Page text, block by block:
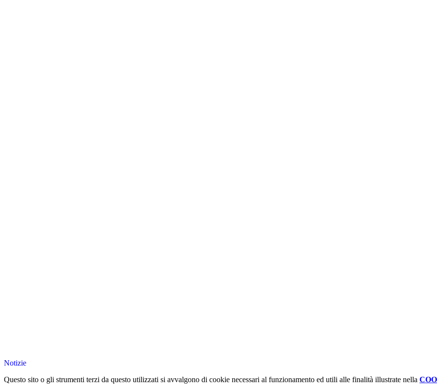
Notizie
Questo sito o gli strumenti terzi da questo utilizzati si avvalgono di cookie necessari al funzionamento ed utili alle finalità illustrate nella